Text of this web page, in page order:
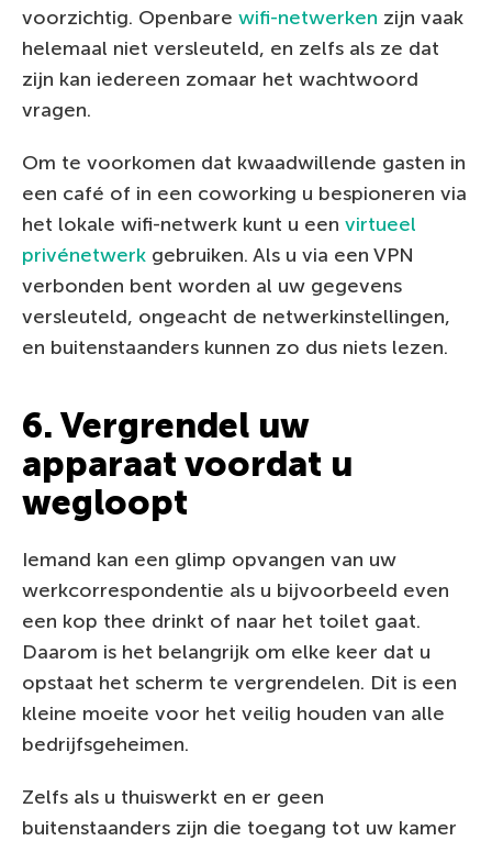
voorzichtig. Openbare wifi-netwerken zijn vaak
helemaal niet versleuteld, en zelfs als ze dat
zijn kan iedereen zomaar het wachtwoord
vragen.
Om te voorkomen dat kwaadwillende gasten in
een café of in een coworking u bespioneren via
het lokale wifi-netwerk kunt u een virtueel
privénetwerk gebruiken. Als u via een VPN
verbonden bent worden al uw gegevens
versleuteld, ongeacht de netwerkinstellingen,
en buitenstaanders kunnen zo dus niets lezen.
6. Vergrendel uw
apparaat voordat u
wegloopt
Iemand kan een glimp opvangen van uw
werkcorrespondentie als u bijvoorbeeld even
een kop thee drinkt of naar het toilet gaat.
Daarom is het belangrijk om elke keer dat u
opstaat het scherm te vergrendelen. Dit is een
kleine moeite voor het veilig houden van alle
bedrijfsgeheimen.
Zelfs als u thuiswerkt en er geen
buitenstaanders zijn die toegang tot uw kamer